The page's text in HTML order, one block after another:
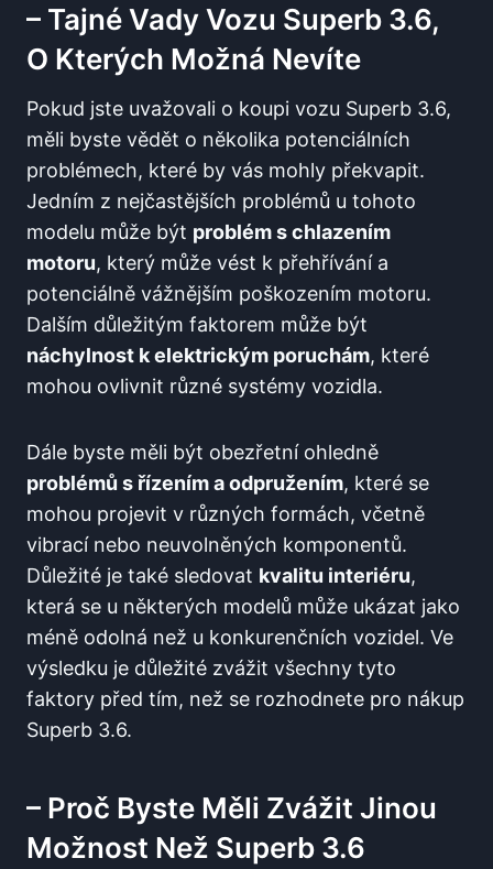
– Tajné Vady Vozu Superb 3.6,
O Kterých Možná Nevíte
Pokud jste uvažovali o koupi vozu Superb 3.6,
měli byste vědět o několika potenciálních
problémech, které by vás mohly překvapit.
Jedním z nejčastějších problémů u tohoto
modelu může být problém s chlazením
motoru, který může vést k přehřívání a
potenciálně vážnějším poškozením motoru.
Dalším důležitým faktorem může být
náchylnost k elektrickým poruchám, které
mohou ovlivnit různé systémy vozidla.
Dále byste měli být obezřetní ohledně
problémů s řízením a odpružením, které se
mohou projevit v různých formách, včetně
vibrací nebo neuvolněných komponentů.
Důležité je také sledovat kvalitu interiéru,
která se u některých modelů může ukázat jako
méně odolná než u konkurenčních vozidel. Ve
výsledku je důležité zvážit všechny tyto
faktory před tím, než se rozhodnete pro nákup
Superb 3.6.
– Proč Byste Měli Zvážit Jinou
Možnost Než Superb 3.6